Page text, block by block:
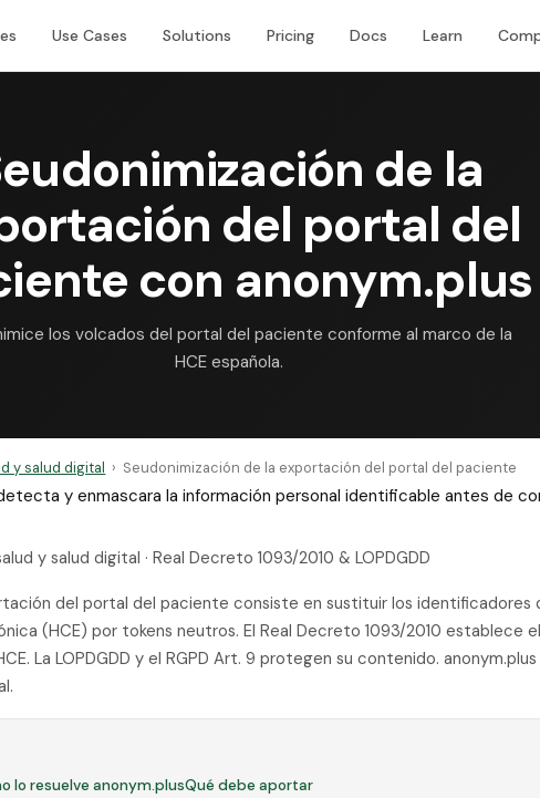
Use Cases Solutions Pricing Docs Learn
de la
del portal del
con anonym.plus
los volcados del portal del paciente conforme al marco de la
HCE española.
y salud digital › Seudonimización de la exportación del portal del paciente
y enmascara la información personal identificable antes de
y salud digital · Real Decreto 1093/2010 & LOPDGDD
del portal del paciente consiste en sustituir los identificadores
(HCE) por tokens neutros. El Real Decreto 1093/2010 establece
La LOPDGDD y el RGPD Art. 9 protegen su contenido.
lo resuelve anonym.plusQué debe aportar